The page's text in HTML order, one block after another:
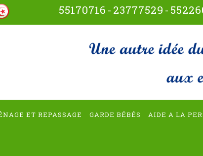
55170716 - 23777529 -
trust-multiservices
ET REPASSAGE GARDE BÉBÉS AIDE A LA